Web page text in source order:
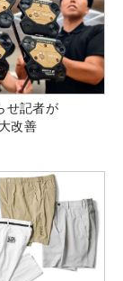
せ記者が
改善